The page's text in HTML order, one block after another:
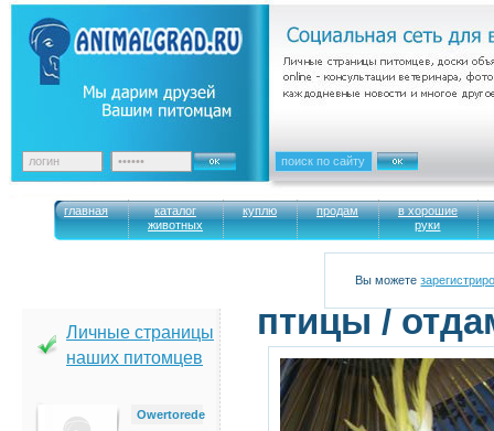
главная
каталог
животных
куплю продам
в хорошие
руки
Вы можете
Личные страницы
наших питомцев
Owertorede
птицы /